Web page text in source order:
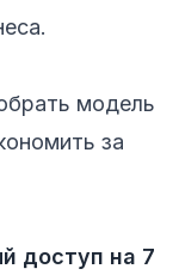
модель
за
доступ на 7